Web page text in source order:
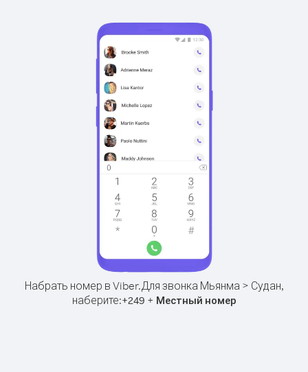
Набрать номер в Viber.Для звонка Мьянма > Судан,
наберите:+249 + Местный номер